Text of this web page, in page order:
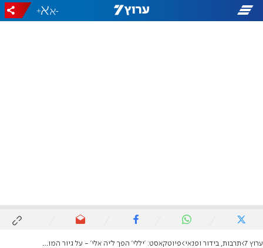
-
+
ערוץ 7 תרבות, בידור ופנאי פיוטקאסט: 'יללי' הפך ל'יה אלי' - על גיור המוזיקה הערבית לפיוטים